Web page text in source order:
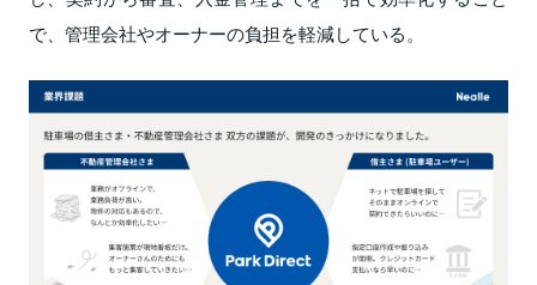
で、管理会社やオーナーの負担を軽減している。